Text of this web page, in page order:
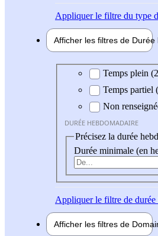
Appliquerle filtre du type
Afficher les filtres de Durée
Durée hebdomadaire
Temps plein
Temps partiel
Non
DURÉE HEBDOMADAIRE
Précisez la durée
Durée minimale (en
Appliquerle filtre de durée
Afficher les filtres de